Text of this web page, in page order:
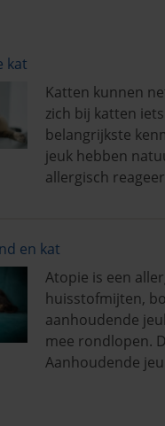
kat
Katten kunnen
zich bij katten
belangrijkste
jeuk hebben
allergisch
en kat
Atopie is een
huisstofmijten,
aanhoudende
mee rondlopen.
Aanhoudende